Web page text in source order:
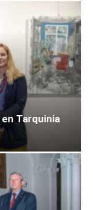
Tarquinia